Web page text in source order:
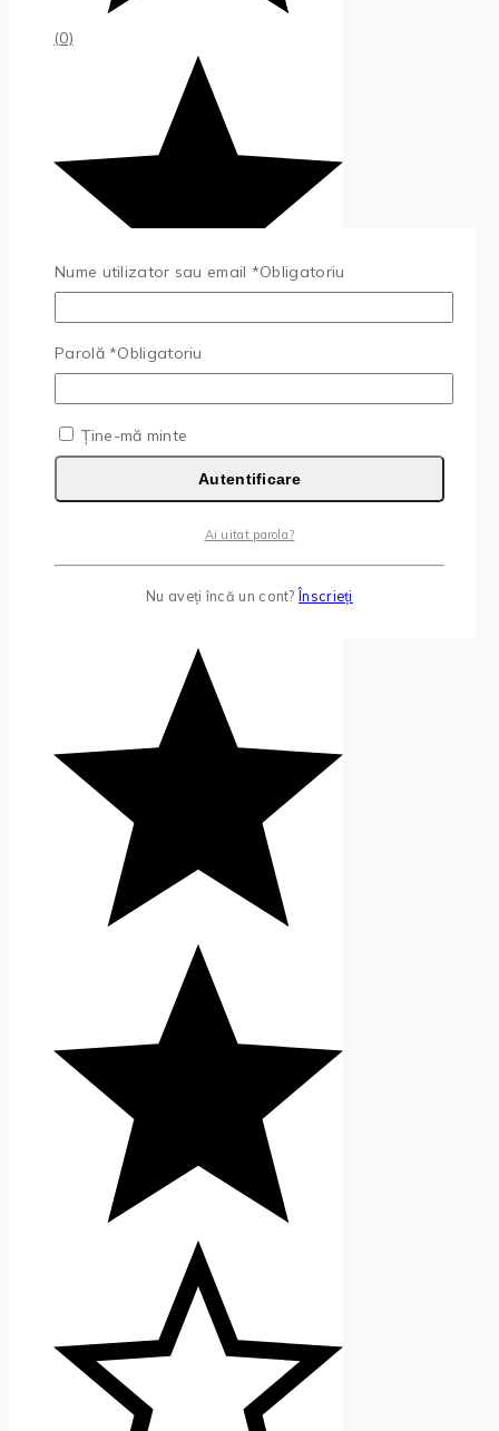
(0)
Nume utilizator sau email *Obligatoriu
Parolă*Obligatoriu
Ține-mă minte
Autentificare
Ai uitat parola?
Nu aveți încă un cont?Înscrieți